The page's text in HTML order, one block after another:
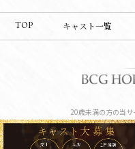
TOP キャスト一覧
20歳未満の方の当サ